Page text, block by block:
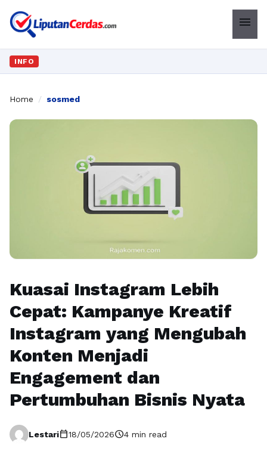
menu
INFO
Home / sosmed
Kuasai Instagram Lebih
Cepat: Kampanye Kreatif
Instagram yang Mengubah
Konten Menjadi
Engagement dan
Pertumbuhan Bisnis Nyata
Lestaricalendar_today18/05/2026schedule4 min read